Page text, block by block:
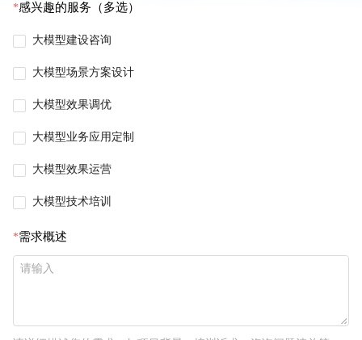
感兴趣的服务（多选）
大模型建设咨询
大模型场景方案设计
大模型效果调优
大模型业务应用定制
大模型效果运营
大模型技术培训
需求概述